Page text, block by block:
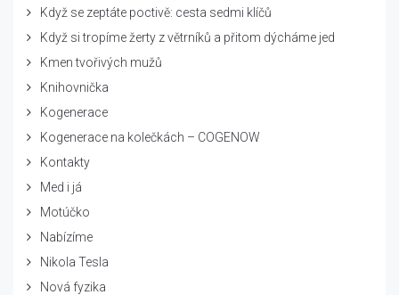
Když se zeptáte poctivě: cesta sedmi klíčů
Když si tropíme žerty z větrníků a přitom dýcháme jed
Kmen tvořivých mužů
Knihovnička
Kogenerace
Kogenerace na kolečkách – COGENOW
Kontakty
Med i já
Motúčko
Nabízíme
Nikola Tesla
Nová fyzika